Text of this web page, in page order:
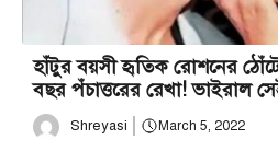
হাঁটুর বয়সী হৃতিক রোশনের
বছর পঁচাত্তরের রেখা! ভাইরাল
Shreyasi March 5, 2022